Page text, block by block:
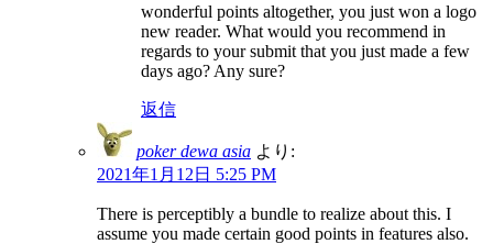
wonderful points altogether, you just won a logo
new reader. What would you recommend in
regards to your submit that you just made a few
days ago? Any sure?
返信
poker dewa asia より:
2021年1月12日 5:25 PM
There is perceptibly a bundle to realize about this. I
assume you made certain good points in features also.